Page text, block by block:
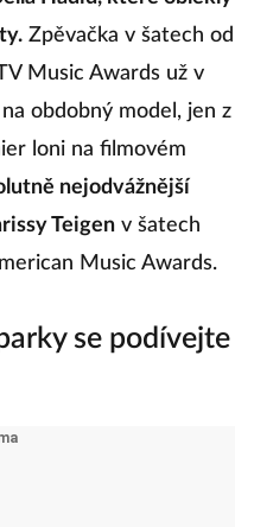
Zpěvačka v šatech od
Music Awards už v
obdobný model, jen z
loni na filmovém
nejodvážnější
Teigen v šatech
Music Awards.
se podívejte